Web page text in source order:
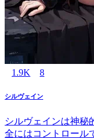
1.9K 8
シルヴェイン
シルヴェインは神秘
全にはコントロール